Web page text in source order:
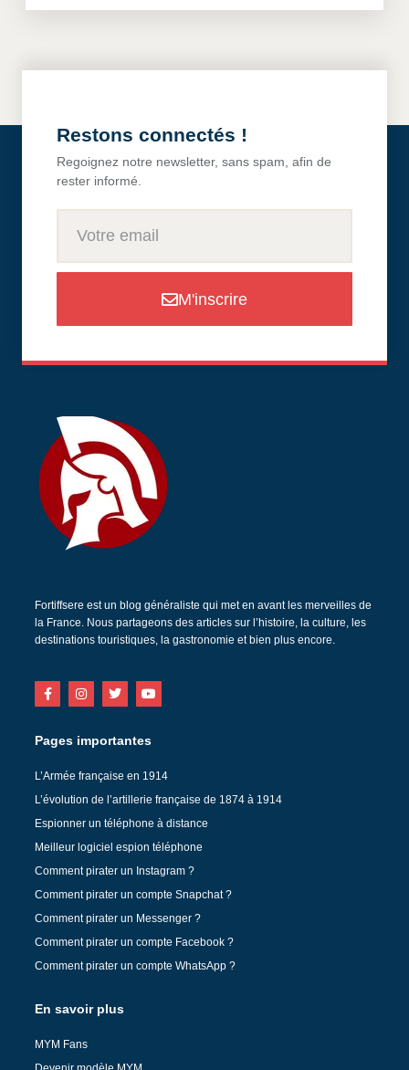
Restons connectés !
Regoignez notre newsletter, sans spam, afin de
rester informé.
M'inscrire
Fortiffsere est un blog généraliste qui met en avant les merveilles de
la France. Nous partageons des articles sur l’histoire, la culture, les
destinations touristiques, la gastronomie et bien plus encore.
Pages importantes
L’Armée française en 1914
L’évolution de l’artillerie française de 1874 à 1914
Espionner un téléphone à distance
Meilleur logiciel espion téléphone
Comment pirater un Instagram ?
Comment pirater un compte Snapchat ?
Comment pirater un Messenger ?
Comment pirater un compte Facebook ?
Comment pirater un compte WhatsApp ?
En savoir plus
MYM Fans